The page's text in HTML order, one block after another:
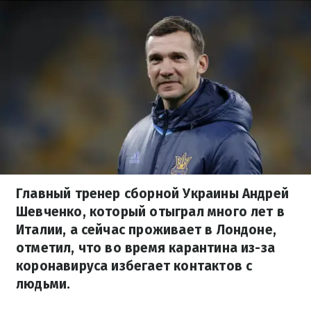
Главный тренер сборной Украины Андрей
Шевченко, который отыграл много лет в
Италии, а сейчас проживает в Лондоне,
отметил, что во время карантина из-за
коронавируса избегает контактов с
людьми.